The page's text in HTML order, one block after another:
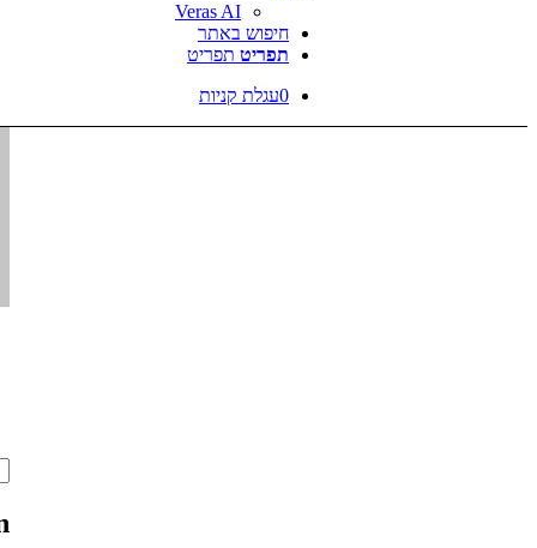
Veras AI
חיפוש באתר
תפריט תפריט
0עגלת קניות